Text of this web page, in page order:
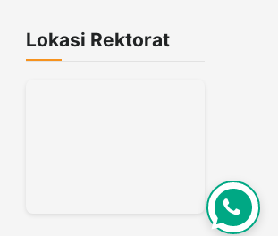
Lokasi Rektorat